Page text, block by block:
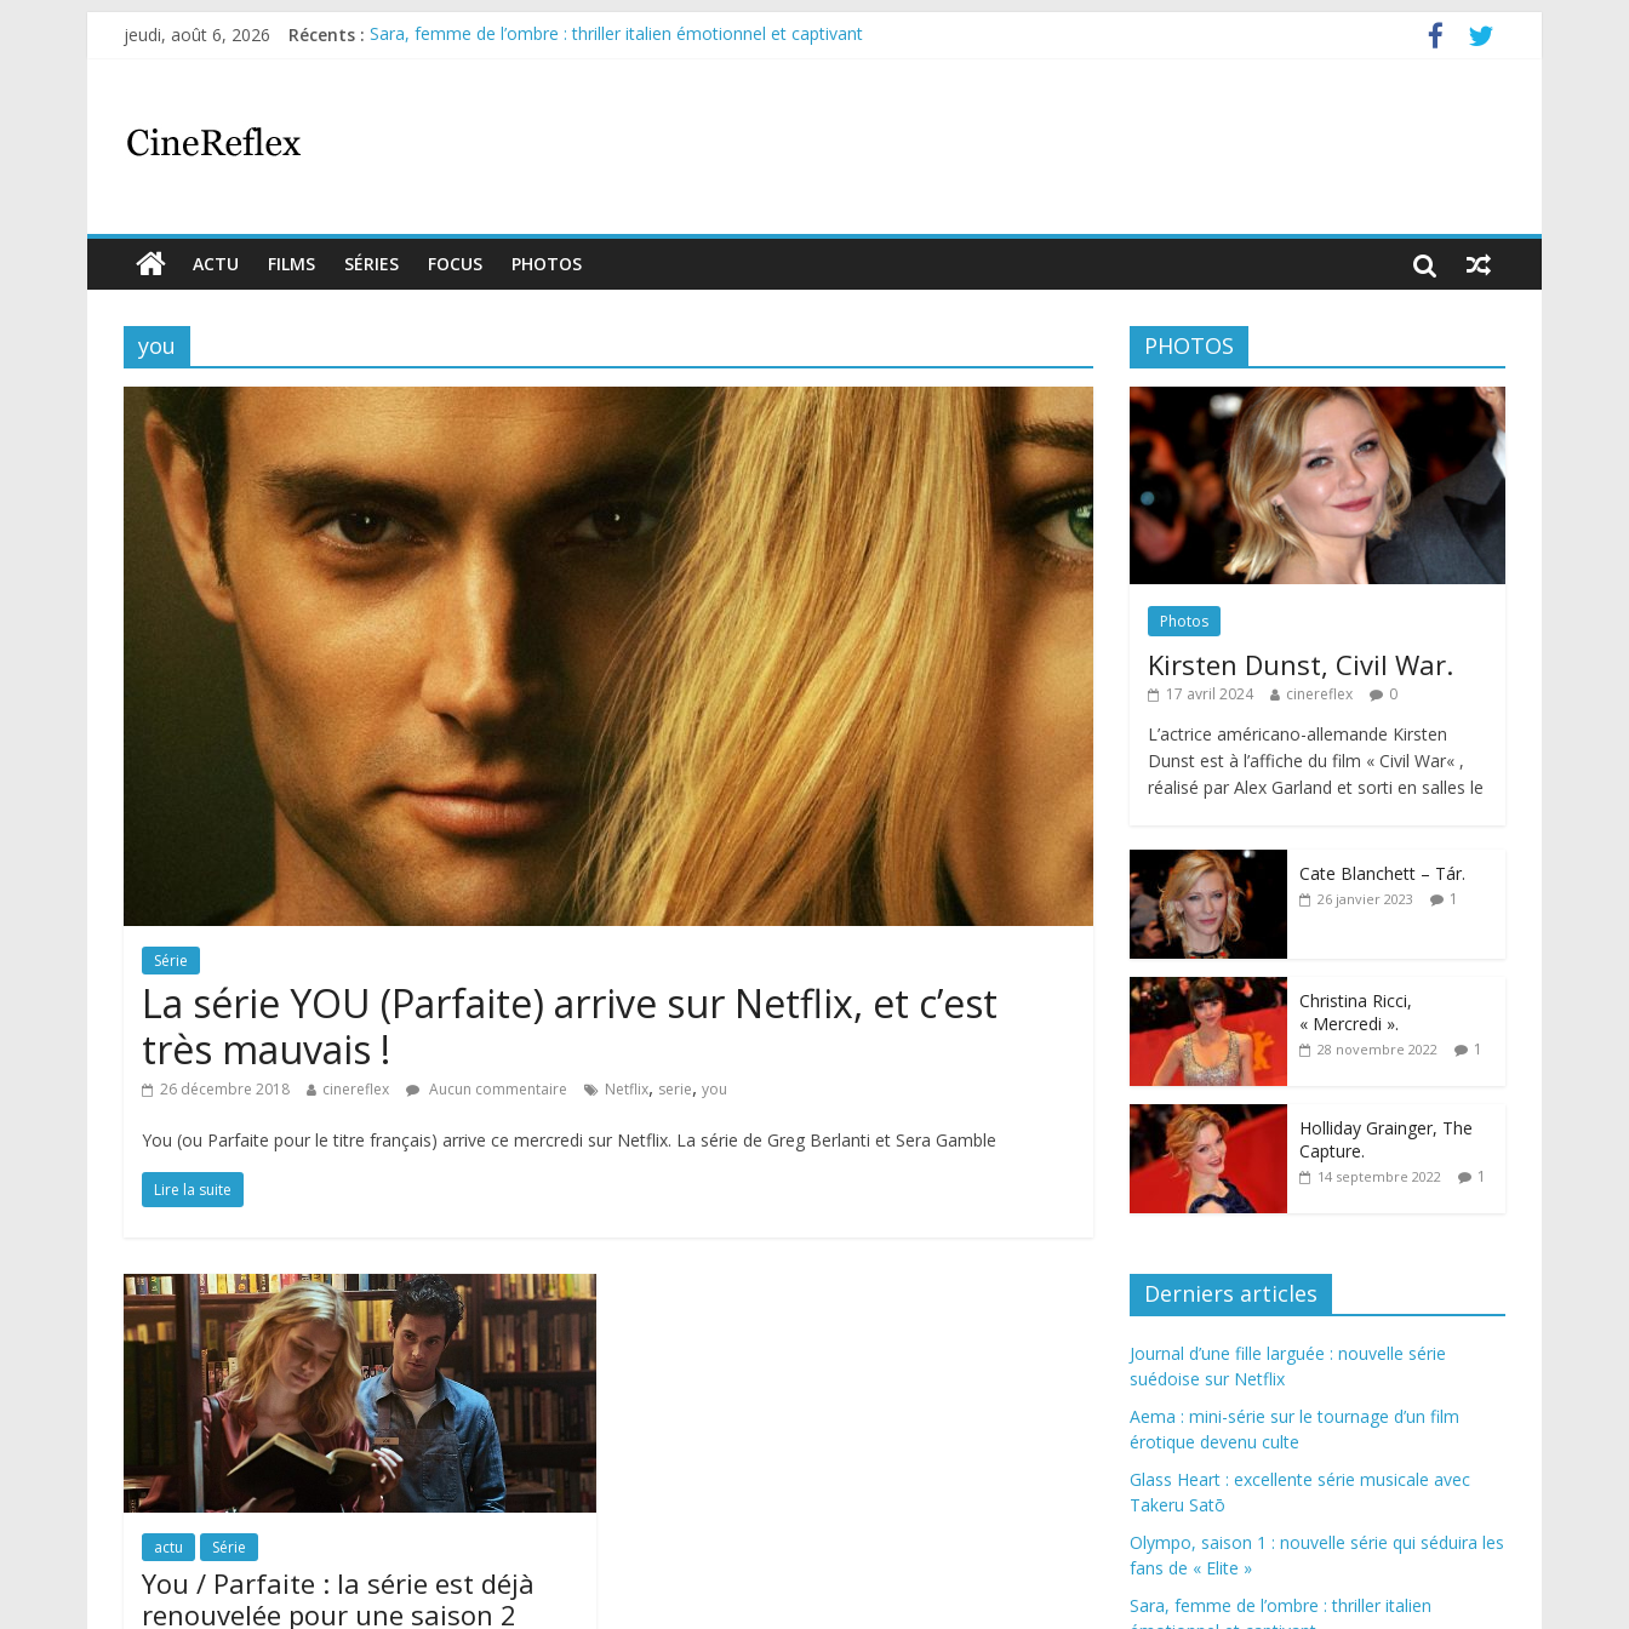
jeudi, août 6, 2026 Récents : Sara, femme de l’ombre : thriller italien émotionnel et captivant
ACTU FILMS SÉRIES FOCUS PHOTOS
you
Série
La série YOU (Parfaite) arrive sur Netflix, et c’est
très mauvais !
26 décembre 2018 cinereflex Aucun commentaire Netflix, serie, you
You (ou Parfaite pour le titre français) arrive ce mercredi sur Netflix. La série de Greg Berlanti et Sera Gamble
Lire la suite
actu Série
You / Parfaite : la série est déjà
renouvelée pour une saison 2
PHOTOS
Photos
Kirsten Dunst, Civil War.
17 avril 2024 cinereflex 0
L’actrice américano-allemande Kirsten
Dunst est à l’affiche du film « Civil War« ,
réalisé par Alex Garland et sorti en salles le
Cate Blanchett – Tár.
26 janvier 2023 1
Christina Ricci,
« Mercredi ».
28 novembre 2022 1
Holliday Grainger, The
Capture.
14 septembre 2022 1
Derniers articles
Journal d’une fille larguée : nouvelle série
suédoise sur Netflix
Aema : mini-série sur le tournage d’un film
érotique devenu culte
Glass Heart : excellente série musicale avec
Takeru Satō
Olympo, saison 1 : nouvelle série qui séduira les
fans de « Elite »
Sara, femme de l’ombre : thriller italien